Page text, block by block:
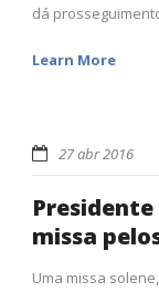
dá
Learn More
27 abr 2016
missa
Uma missa